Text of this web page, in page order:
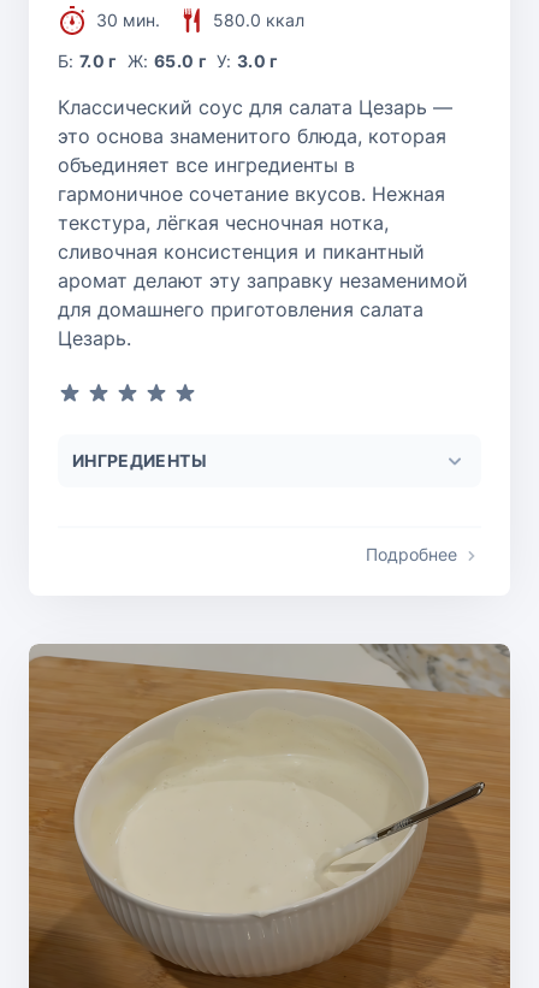
30 мин.
580.0 ккал
Б:7.0 г Ж: 65.0 г У:3.0 г
Классический соус для салата Цезарь —
это основа знаменитого блюда, которая
объединяет все ингредиенты в
гармоничное сочетание вкусов. Нежная
текстура, лёгкая чесночная нотка,
сливочная консистенция и пикантный
аромат делают эту заправку незаменимой
для домашнего приготовления салата
Цезарь.
ИНГРЕДИЕНТЫ
Подробнее